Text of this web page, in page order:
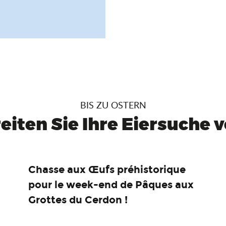
BIS ZU OSTERN
Sie Ihre Eiersuche
Chasse aux Œufs préhistorique
pour le week-end de Pâques aux
Grottes du Cerdon !